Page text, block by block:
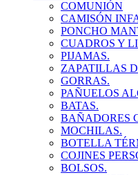
COMUNIÓN
CAMISÓN
PONCHO
CUADROS Y
PIJAMAS.
ZAPATILLAS
GORRAS.
PAÑUELOS
BATAS.
BAÑADORES
MOCHILAS.
BOTELLA
COJINES
BOLSOS.